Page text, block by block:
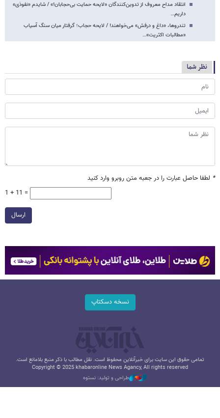
انتقاد مداح معروف از تدوین‌کنندگان «لایحه حمایت بی‌حجابان!» / شایدم «نفوذی»
داریم…
تندروها، «داغ و درفش» می‌خواهند! / لایحه حجاب؛ گرفتار میان سنگ آسیاب
«مطالبات اکثریت»…
نظر شما
* لطفا حاصل عبارت را در جعبه متن روبرو وارد کنید
1 + 11 =
ارسال
نسخه دسکتاپ
تمامی حقوق این سایت برای خبرآنلاین محفوظ است. نقل مطالب با ذکر منبع بلامانع است.
Copyright © 2025 khabaronline News Agancy, All rights reserved
طراحی و تولید: نستوه